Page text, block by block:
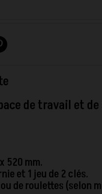
de travail et
520 mm.
et 1 jeu de 2 clés.
de roulettes (selon